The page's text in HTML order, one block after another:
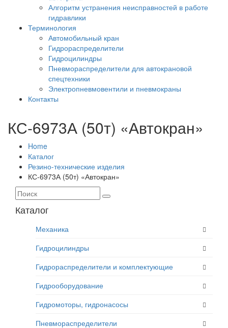
Алгоритм устранения неисправностей в работе
гидравлики
Терминология
Автомобильный кран
Гидрораспределители
Гидроцилиндры
Пневмораспределители для автокрановой
спецтехники
Электропневмовентили и пневмокраны
Контакты
КС-6973А (50т) «Автокран»
Home
Каталог
Резино-технические изделия
КС-6973А (50т) «Автокран»
Каталог
Механика
Гидроцилиндры
Гидрораспределители и комплектующие
Гидрооборудование
Гидромоторы, гидронасосы
Пневмораспределители